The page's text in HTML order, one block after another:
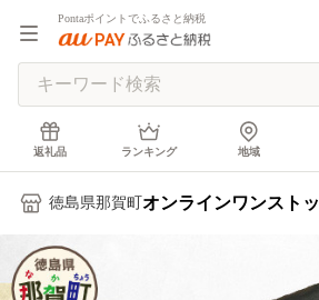
Pontaポイントでふるさと納税
返礼品 ランキング 地域
徳島県那賀町 オンラインワンスト